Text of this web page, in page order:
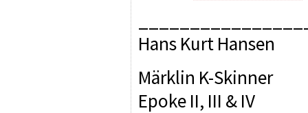
Hans Kurt Hansen
Märklin K-Skinner
Epoke II, III & IV